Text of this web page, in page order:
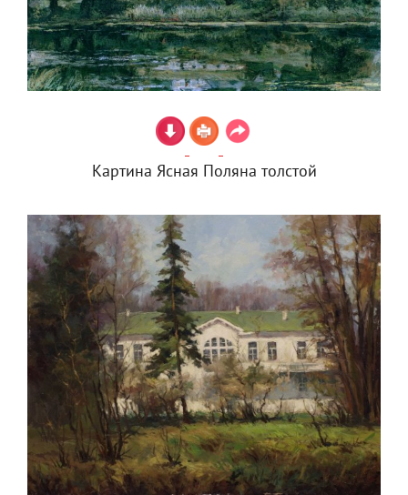
Картина Ясная Поляна толстой